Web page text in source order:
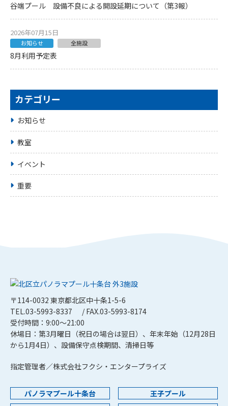
谷端プール 設備不良による開設延期について（第3報）
2026年07月15日
お知らせ 全施設
8月利用予定表
カテゴリー
お知らせ
教室
イベント
重要
〒114-0032 東京都北区中十条1-5-6
TEL.03-5993-8337
/ FAX.03-5993-8174
受付時間：9:00～21:00
休場日：第3月曜日（祝日の場合は翌日）、年末年始（12月28日
から1月4日）、設備保守点検期間、清掃日等
指定管理者／株式会社フクシ・エンタープライズ
パノラマプール十条台
王子プール